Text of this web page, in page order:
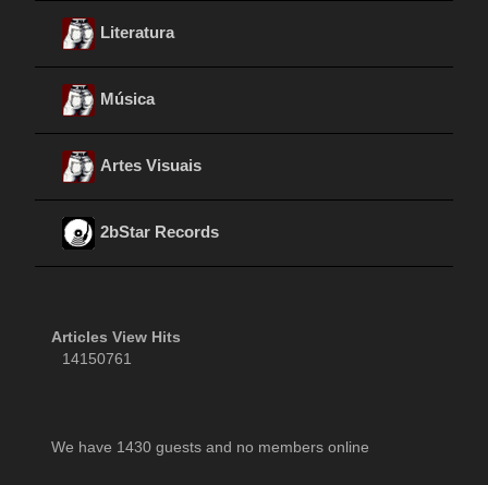
Literatura
Música
Artes Visuais
2bStar Records
Articles View Hits
14150761
We have 1430 guests and no members online